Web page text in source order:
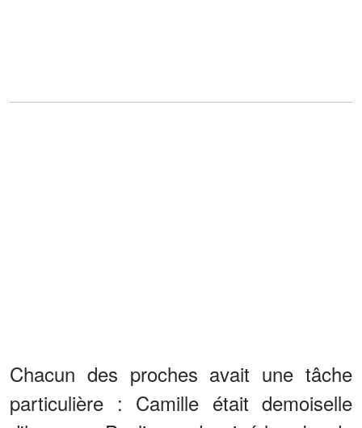
Chacun des proches avait une tâche
particulière : Camille était demoiselle